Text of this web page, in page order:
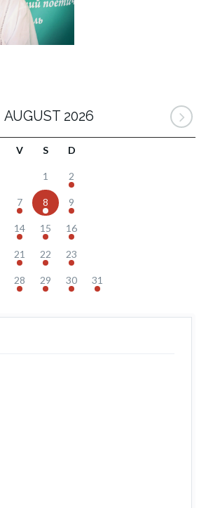
AUGUST 2026
V S D
1 2
7 8 9
14 15 16
21 22 23
28 29 30 31